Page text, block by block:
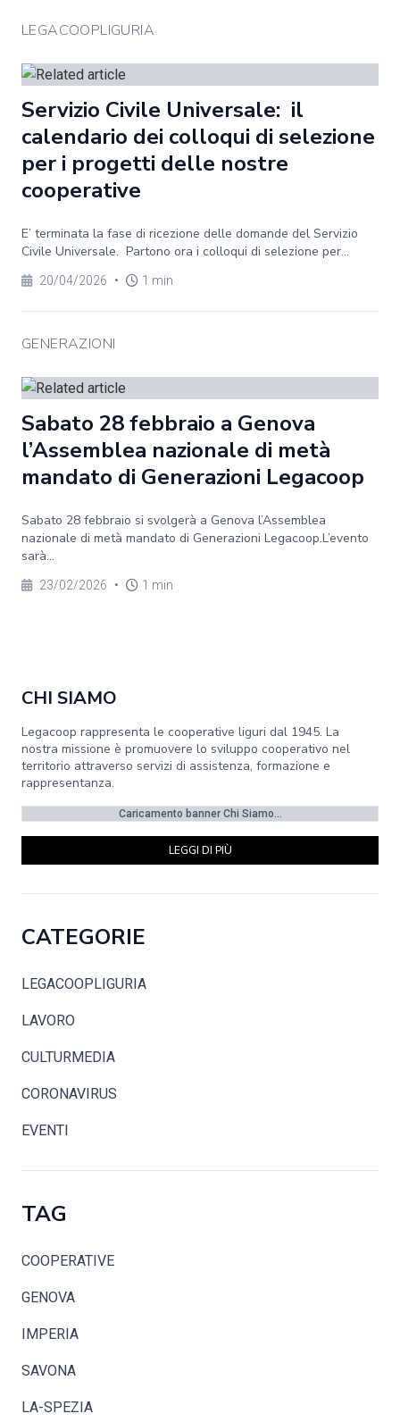
LEGACOOPLIGURIA
Servizio Civile Universale: il
calendario dei colloqui di selezione
per i progetti delle nostre
cooperative
E’ terminata la fase di ricezione delle domande del Servizio
Civile Universale. Partono ora i colloqui di selezione per...
20/04/2026 • 1 min
GENERAZIONI
Sabato 28 febbraio a Genova
l’Assemblea nazionale di metà
mandato di Generazioni Legacoop
Sabato 28 febbraio si svolgerà a Genova l’Assemblea
nazionale di metà mandato di Generazioni Legacoop.L’evento
sarà...
23/02/2026 • 1 min
CHI SIAMO
Legacoop rappresenta le cooperative liguri dal 1945. La
nostra missione è promuovere lo sviluppo cooperativo nel
territorio attraverso servizi di assistenza, formazione e
rappresentanza.
Caricamento banner Chi Siamo...
LEGGI DI PIÙ
CATEGORIE
LEGACOOPLIGURIA
LAVORO
CULTURMEDIA
CORONAVIRUS
EVENTI
TAG
COOPERATIVE
GENOVA
IMPERIA
SAVONA
LA-SPEZIA